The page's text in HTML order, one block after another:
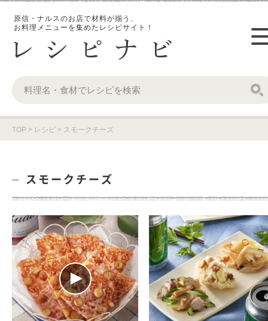
原信・ナルスのお店で材料が揃う、
お料理メニューを集めたレシピサイト！
TOP > レシピ > スモークチーズ
スモークチーズ